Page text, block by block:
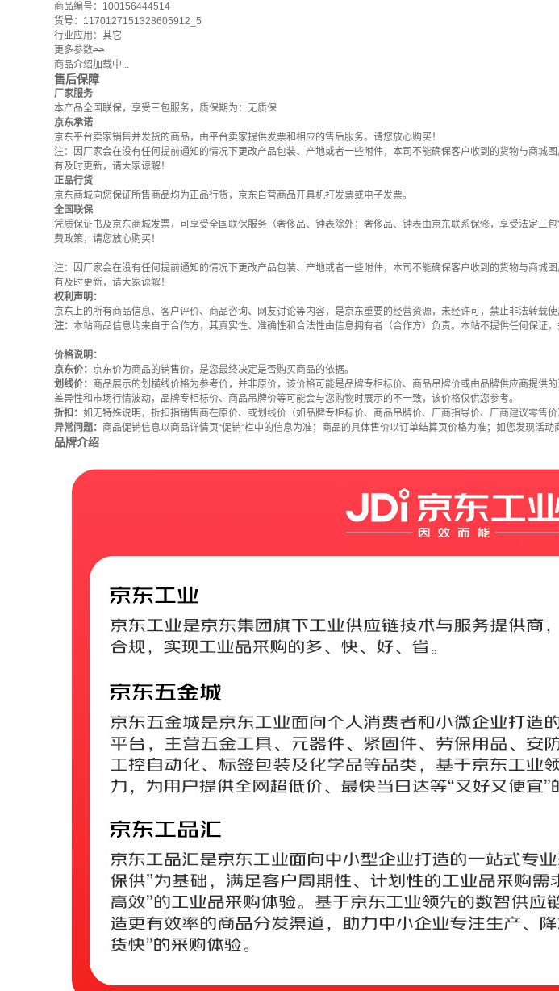
商品编号：100156444514
货号：1170127151328605912_5
行业应用：其它
更多参数>>
商品介绍加载中...
售后保障
厂家服务
本产品全国联保，享受三包服务，质保期为：无质保
京东承诺
京东平台卖家销售并发货的商品，由平台卖家提供发票和相应的售后服务。请您放心购买！
注：因厂家会在没有任何提前通知的情况下更改产品包装、产地或者一些附件，本司不能确保客户收到的货物与商
有及时更新，请大家谅解！
正品行货
京东商城向您保证所售商品均为正品行货，京东自营商品开具机打发票或电子发票。
全国联保
凭质保证书及京东商城发票，可享受全国联保服务（奢侈品、钟表除外；奢侈品、钟表由京东联系保修，享受法定
费政策，请您放心购买！
注：因厂家会在没有任何提前通知的情况下更改产品包装、产地或者一些附件，本司不能确保客户收到的货物与商
有及时更新，请大家谅解！
权利声明：
京东上的所有商品信息、客户评价、商品咨询、网友讨论等内容，是京东重要的经营资源，未经许可，禁止非法转载使
注： 本站商品信息均来自于合作方，其真实性、准确性和合法性由信息拥有者（合作方）负责。本站不提供任何保证，
价格说明：
京东价： 京东价为商品的销售价，是您最终决定是否购买商品的依据。
划线价： 商品展示的划横线价格为参考价，并非原价，该价格可能是品牌专柜标价、商品吊牌价或由品牌供应商提
差异性和市场行情波动，品牌专柜标价、商品吊牌价等可能会与您购物时展示的不一致，该价格仅供您参考。
折扣： 如无特殊说明，折扣指销售商在原价、或划线价（如品牌专柜标价、商品吊牌价、厂商指导价、厂商建议零售
异常问题： 商品促销信息以商品详情页“促销”栏中的信息为准；商品的具体售价以订单结算页价格为准；如您发现活
品牌介绍